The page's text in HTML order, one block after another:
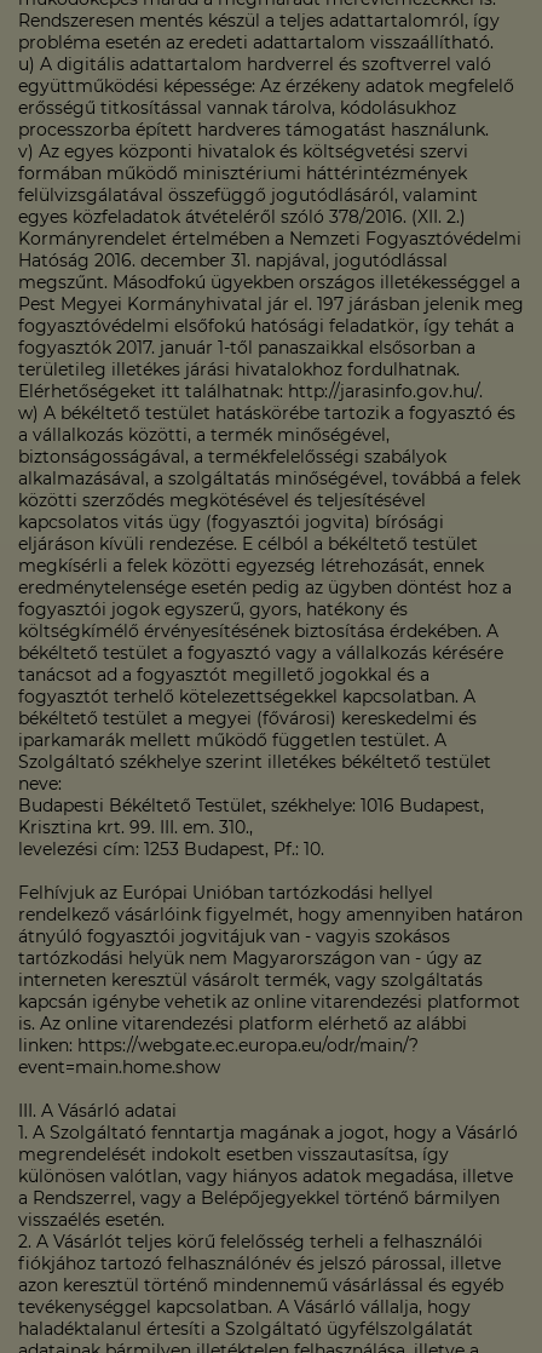
Rendszeresen mentés készül a teljes adattartalomról, így
probléma esetén az eredeti adattartalom visszaállítható.
u) A digitális adattartalom hardverrel és szoftverrel való
együttműködési képessége: Az érzékeny adatok megfelelő
erősségű titkosítással vannak tárolva, kódolásukhoz
processzorba épített hardveres támogatást használunk.
v) Az egyes központi hivatalok és költségvetési szervi
formában működő minisztériumi háttérintézmények
felülvizsgálatával összefüggő jogutódlásáról, valamint
egyes közfeladatok átvételéről szóló 378/2016. (XII. 2.)
Kormányrendelet értelmében a Nemzeti Fogyasztóvédelmi
Hatóság 2016. december 31. napjával, jogutódlással
megszűnt. Másodfokú ügyekben országos illetékességgel a
Pest Megyei Kormányhivatal jár el. 197 járásban jelenik meg
fogyasztóvédelmi elsőfokú hatósági feladatkör, így tehát a
fogyasztók 2017. január 1-től panaszaikkal elsősorban a
területileg illetékes járási hivatalokhoz fordulhatnak.
Elérhetőségeket itt találhatnak: http://jarasinfo.gov.hu/.
w) A békéltető testület hatáskörébe tartozik a fogyasztó és
a vállalkozás közötti, a termék minőségével,
biztonságosságával, a termékfelelősségi szabályok
alkalmazásával, a szolgáltatás minőségével, továbbá a felek
közötti szerződés megkötésével és teljesítésével
kapcsolatos vitás ügy (fogyasztói jogvita) bírósági
eljáráson kívüli rendezése. E célból a békéltető testület
megkísérli a felek közötti egyezség létrehozását, ennek
eredménytelensége esetén pedig az ügyben döntést hoz a
fogyasztói jogok egyszerű, gyors, hatékony és
költségkímélő érvényesítésének biztosítása érdekében. A
békéltető testület a fogyasztó vagy a vállalkozás kérésére
tanácsot ad a fogyasztót megillető jogokkal és a
fogyasztót terhelő kötelezettségekkel kapcsolatban. A
békéltető testület a megyei (fővárosi) kereskedelmi és
iparkamarák mellett működő független testület. A
Szolgáltató székhelye szerint illetékes békéltető testület
neve:
Budapesti Békéltető Testület, székhelye: 1016 Budapest,
Krisztina krt. 99. III. em. 310.,
levelezési cím: 1253 Budapest, Pf.: 10.
Felhívjuk az Európai Unióban tartózkodási hellyel
rendelkező vásárlóink figyelmét, hogy amennyiben határon
átnyúló fogyasztói jogvitájuk van - vagyis szokásos
tartózkodási helyük nem Magyarországon van - úgy az
interneten keresztül vásárolt termék, vagy szolgáltatás
kapcsán igénybe vehetik az online vitarendezési platformot
is. Az online vitarendezési platform elérhető az alábbi
linken: https://webgate.ec.europa.eu/odr/main/?
event=main.home.show
III. A Vásárló adatai
1. A Szolgáltató fenntartja magának a jogot, hogy a Vásárló
megrendelését indokolt esetben visszautasítsa, így
különösen valótlan, vagy hiányos adatok megadása, illetve
a Rendszerrel, vagy a Belépőjegyekkel történő bármilyen
visszaélés esetén.
2. A Vásárlót teljes körű felelősség terheli a felhasználói
fiókjához tartozó felhasználónév és jelszó párossal, illetve
azon keresztül történő mindennemű vásárlással és egyéb
tevékenységgel kapcsolatban. A Vásárló vállalja, hogy
haladéktalanul értesíti a Szolgáltató ügyfélszolgálatát